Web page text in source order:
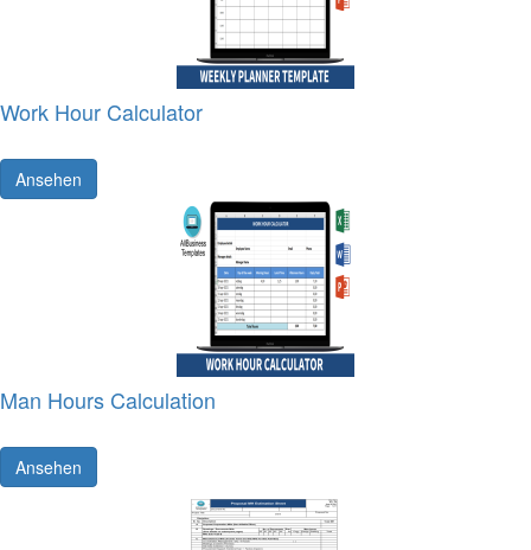
Work Hour Calculator
Ansehen
Man Hours Calculation
Ansehen